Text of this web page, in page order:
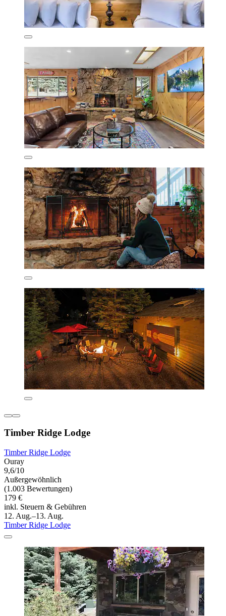
Timber Ridge Lodge
Timber Ridge Lodge
Ouray
9,6/10
Außergewöhnlich
(1.003 Bewertungen)
179 €
inkl. Steuern & Gebühren
12. Aug.–13. Aug.
Timber Ridge Lodge